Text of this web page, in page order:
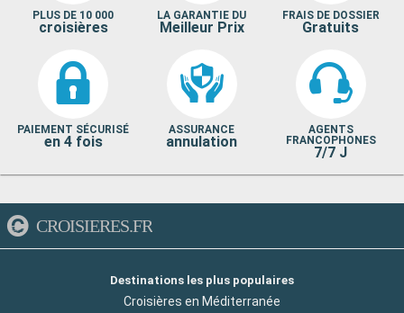
PLUS DE 10 000
croisières
LA GARANTIE DU
Meilleur Prix
FRAIS DE DOSSIER
Gratuits
PAIEMENT SÉCURISÉ
en 4 fois
ASSURANCE
annulation
AGENTS
FRANCOPHONES
7/7 J
CROISIERES.FR
Destinations les plus populaires
Croisières en Méditerranée